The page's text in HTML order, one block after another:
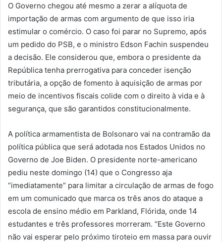
O Governo chegou até mesmo a zerar a alíquota de
importação de armas com argumento de que isso iria
estimular o comércio. O caso foi parar no Supremo, após
um pedido do PSB, e o ministro Edson Fachin suspendeu
a decisão. Ele considerou que, embora o presidente da
República tenha prerrogativa para conceder isenção
tributária, a opção de fomento à aquisição de armas por
meio de incentivos fiscais colide com o direito à vida e à
segurança, que são garantidos constitucionalmente.
A política armamentista de Bolsonaro vai na contramão da
política pública que será adotada nos Estados Unidos no
Governo de Joe Biden. O presidente norte-americano
pediu neste domingo (14) que o Congresso aja
“imediatamente” para limitar a circulação de armas de fogo
em um comunicado que marca os três anos do ataque a
escola de ensino médio em Parkland, Flórida, onde 14
estudantes e três professores morreram. “Este Governo
não vai esperar pelo próximo tiroteio em massa para ouvir